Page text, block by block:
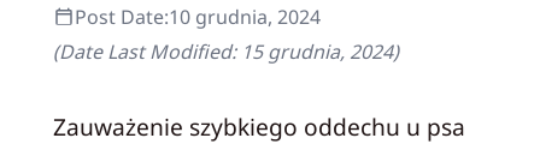
Post Date:10 grudnia, 2024
(Date Last Modified: 15 grudnia, 2024)
Zauważenie szybkiego oddechu u psa